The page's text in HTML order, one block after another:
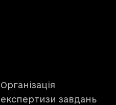
Організація
експертизи завдань